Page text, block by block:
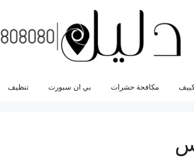
مكافحة حشرات بي ان سبورت تنظيف